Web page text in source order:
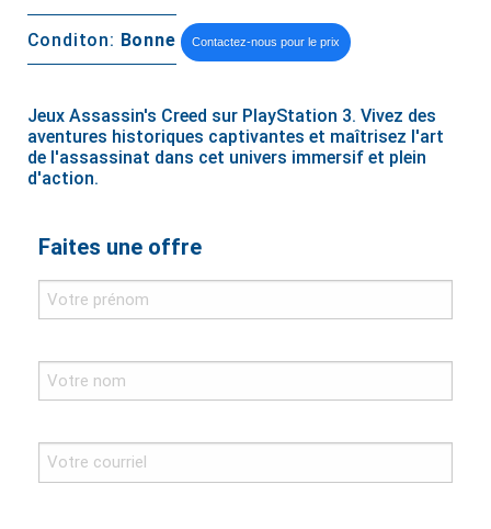
Conditon: Bonne Contactez-nous pour le prix
Jeux Assassin's Creed sur PlayStation 3. Vivez des
aventures historiques captivantes et maîtrisez l'art
de l'assassinat dans cet univers immersif et plein
d'action.
Faites une offre